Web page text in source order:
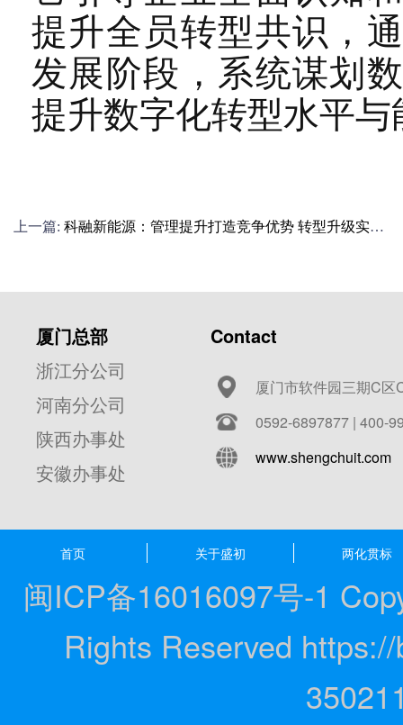
提升全员转型共识，
发展阶段，系统谋划
提升数字化转型水平与
上一篇: 科融新能源：管理提升打造竞争优势 转型升级实现
厦门总部
浙江分公司
河南分公司
陕西办事处
安徽办事处
Contact
厦门市软件园三期C区
0592-6897877 | 400-
www.shengchuit.com
首页 关于盛初 两化贯标
闽ICP备16016097号-1
Rights Reserved